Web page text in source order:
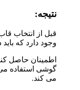
نتیجه:
قبل از انتخاب
وجود دارد که
اطمینان حاصل
گوشی استفاده
می کند.